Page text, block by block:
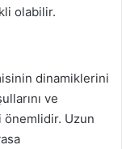
olabilir.
dinamiklerini
ve
Uzun